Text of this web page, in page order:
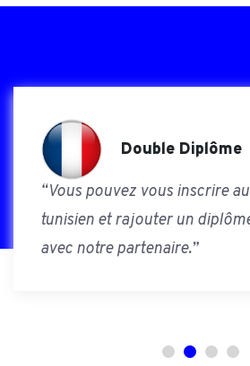
Double Diplôme
“Vous pouvez vous inscrire
tunisien et rajouter un
avec notre partenaire.”